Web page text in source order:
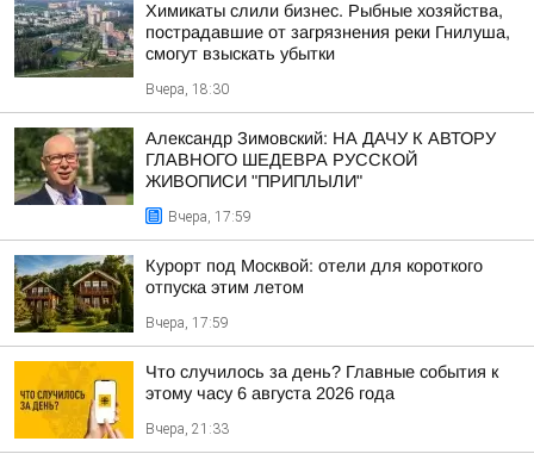
Химикаты слили бизнес. Рыбные хозяйства,
пострадавшие от загрязнения реки Гнилуша,
смогут взыскать убытки
Вчера, 18:30
Александр Зимовский: НА ДАЧУ К АВТОРУ
ГЛАВНОГО ШЕДЕВРА РУССКОЙ
ЖИВОПИСИ "ПРИПЛЫЛИ"
Вчера, 17:59
Курорт под Москвой: отели для короткого
отпуска этим летом
Вчера, 17:59
Что случилось за день? Главные события к
этому часу 6 августа 2026 года
Вчера, 21:33